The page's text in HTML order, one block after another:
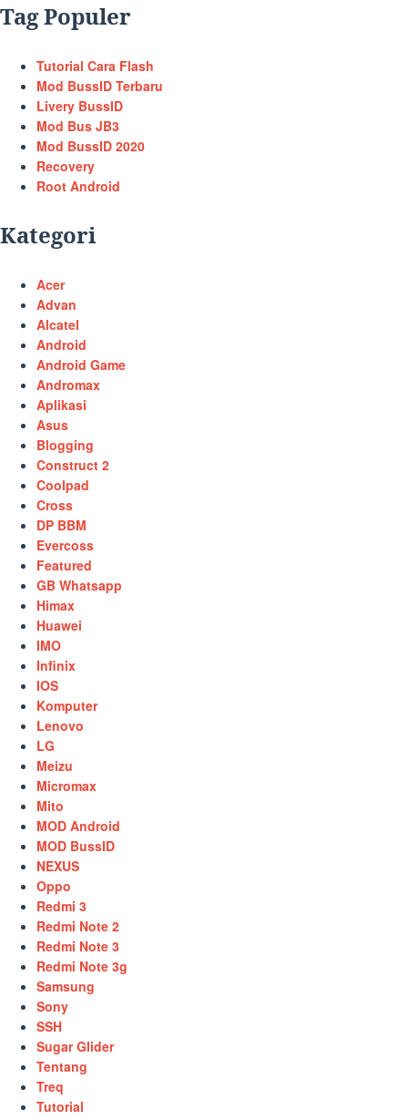
Tag Populer
Tutorial Cara Flash
Mod BussID Terbaru
Livery BussID
Mod Bus JB3
Mod BussID 2020
Recovery
Root Android
Kategori
Acer
Advan
Alcatel
Android
Android Game
Andromax
Aplikasi
Asus
Blogging
Construct 2
Coolpad
Cross
DP BBM
Evercoss
Featured
GB Whatsapp
Himax
Huawei
IMO
Infinix
IOS
Komputer
Lenovo
LG
Meizu
Micromax
Mito
MOD Android
MOD BussID
NEXUS
Oppo
Redmi 3
Redmi Note 2
Redmi Note 3
Redmi Note 3g
Samsung
Sony
SSH
Sugar Glider
Tentang
Treq
Tutorial